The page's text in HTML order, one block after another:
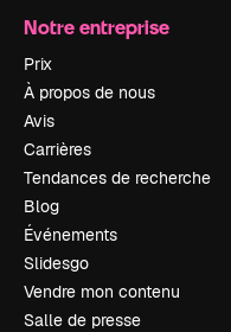
Notre entreprise
Prix
À propos de nous
Avis
Carrières
Tendances de recherche
Blog
Événements
Slidesgo
Vendre mon contenu
Salle de presse